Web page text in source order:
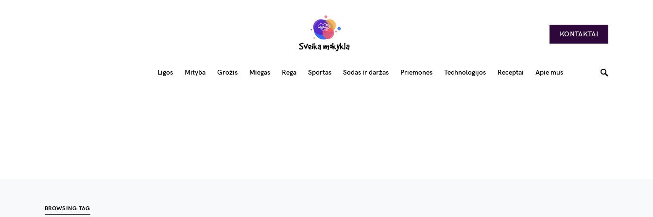
KONTAKTAI
Ligos Mityba Grožis Miegas Rega Sportas Sodas ir daržas Priemonės Technologijos Receptai Apie mus
BROWSING TAG